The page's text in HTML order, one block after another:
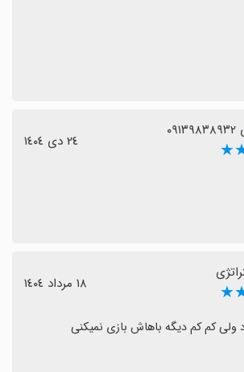
٢٤ دی ١٤٠٤
١٨ مرداد ١٤٠٤
ولی کم کم دیگه باهاش بازی نمیکنی